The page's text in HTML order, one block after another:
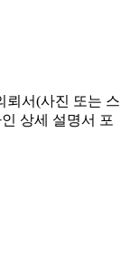
뢰서(사진 또는 스
상세 설명서 포